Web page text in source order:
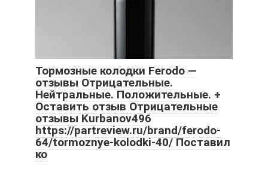
Тормозные колодки Ferodo —
отзывы Отрицательные.
Нейтральные. Положительные. +
Оставить отзыв Отрицательные
отзывы Kurbanov496
https://partreview.ru/brand/ferodo-
64/tormoznye-kolodki-40/ Поставил
ко